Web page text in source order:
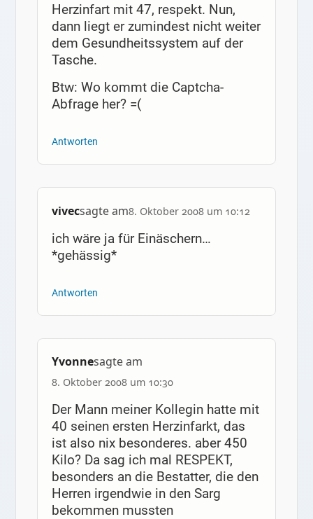
Herzinfart mit 47, respekt. Nun,
dann liegt er zumindest nicht weiter
dem Gesundheitssystem auf der
Tasche.
Btw: Wo kommt die Captcha-
Abfrage her? =(
Antworten
vivecsagte am8. Oktober 2008 um 10:12
ich wäre ja für Einäschern…
*gehässig*
Antworten
Yvonnesagte am
8. Oktober 2008 um 10:30
Der Mann meiner Kollegin hatte mit
40 seinen ersten Herzinfarkt, das
ist also nix besonderes. aber 450
Kilo? Da sag ich mal RESPEKT,
besonders an die Bestatter, die den
Herren irgendwie in den Sarg
bekommen mussten